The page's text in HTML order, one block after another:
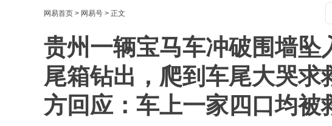
网易首页 > 网易号 > 正文
贵州一辆宝马车冲破围墙坠
尾箱钻出，爬到车尾大哭求
方回应：车上一家四口均被